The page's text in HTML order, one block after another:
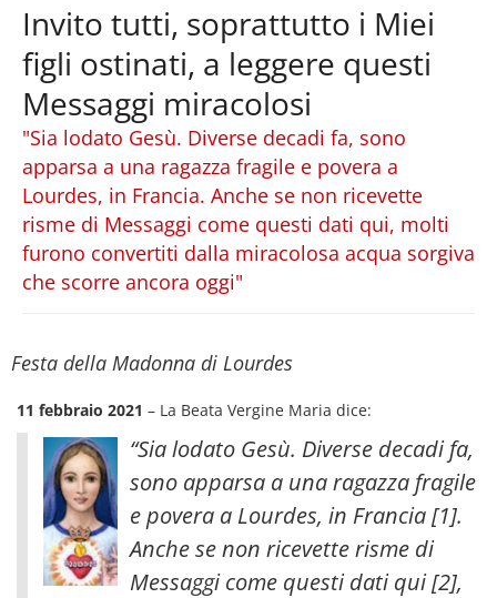
Invito tutti, soprattutto i Miei
figli ostinati, a leggere questi
Messaggi miracolosi
"Sia lodato Gesù. Diverse decadi fa, sono
apparsa a una ragazza fragile e povera a
Lourdes, in Francia. Anche se non ricevette
risme di Messaggi come questi dati qui, molti
furono convertiti dalla miracolosa acqua sorgiva
che scorre ancora oggi"
Festa della Madonna di Lourdes
11 febbraio 2021 – La Beata Vergine Maria dice:
“Sia lodato Gesù. Diverse decadi fa,
sono apparsa a una ragazza fragile
e povera a Lourdes, in Francia [1].
Anche se non ricevette risme di
Messaggi come questi dati qui [2],